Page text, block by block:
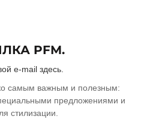
PFM.
e-mail здесь.
самым важным и полезным:
предложениями и
стилизации.